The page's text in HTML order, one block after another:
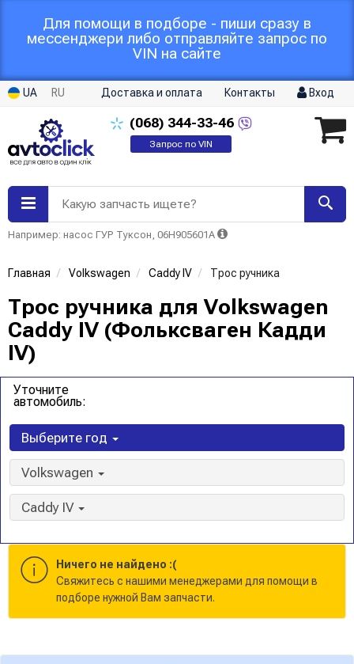
Для помощи в подборе - пиши сразу в
мессенджери либо отправляйте запрос по
VIN на сайте
UA RU Доставка и оплата Контакты Вход
(068) 344-33-46
Запрос по VIN
Какую запчасть ищете?
Например: насос ГУР Туксон, 06H905601A
Главная Volkswagen Caddy IV Трос ручника
Трос ручника для Volkswagen
Caddy IV (Фольксваген Кадди
IV)
Уточните
автомобиль:
Выберите год
Volkswagen
Caddy IV
Ничего не найдено :(
Cвяжитесь с нашими менеджерами для помощи в
подборе нужной Вам запчасти.